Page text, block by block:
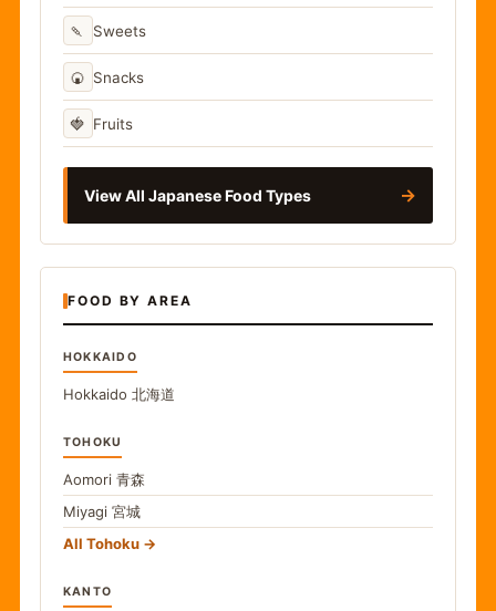
🍡 Sweets
🍘 Snacks
🍓 Fruits
View All Japanese Food Types →
FOOD BY AREA
HOKKAIDO
Hokkaido 北海道
TOHOKU
Aomori 青森
Miyagi 宮城
All Tohoku
KANTO